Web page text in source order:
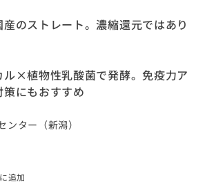
のストレート。濃縮還元ではあり
ル×植物性乳酸菌で発酵。免疫力ア
にもおすすめ
ンター（新潟）
追加